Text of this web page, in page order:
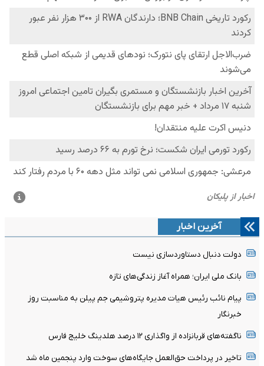
آخرین اخبار
دولت دنبال دستاوردسازی نیست
بانک ملی ایران؛ همراه آغاز زندگی‌های تازه
پیام نائب رئیس هیات مدیره پتروشیمی جم پیلن به مناسبت روز
خبرنگار
ناگفته‌های قربانزاده از واگذاری ۱۲ درصد هلدینگ خلیج فارس
تاخیر در پرداخت حق‌العمل جایگاه‌های سوخت وارد پنجمین ماه شد